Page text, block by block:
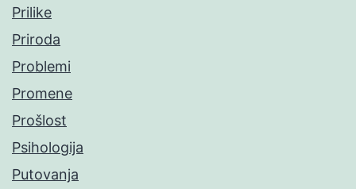
Prilike
Priroda
Problemi
Promene
Prošlost
Psihologija
Putovanja